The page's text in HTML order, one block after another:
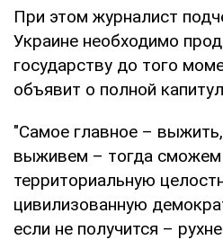
При этом журналист
Украине необходимо
государству до того
объявит о полной
"Самое главное –
выживем – тогда сможем
территориальную
цивилизованную
если не получится –